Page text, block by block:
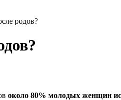
родов?
около 80% молодых женщин